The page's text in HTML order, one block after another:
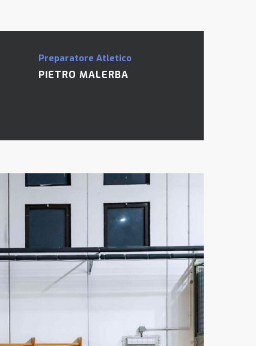
Preparatore Atletico
PIETRO MALERBA